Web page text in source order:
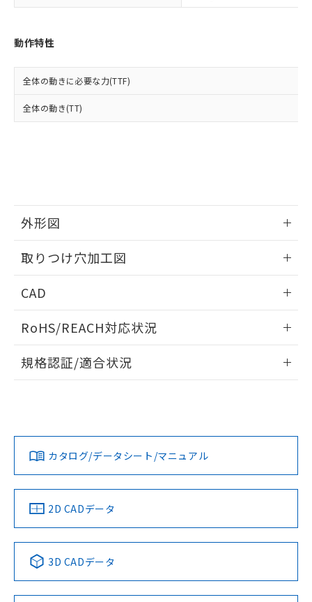
動作特性
全体の動きに必要な力(TTF)
全体の動き(TT)
外形図
取りつけ穴加工図
CAD
ドすることができます。
ログイン/会員登録
ダウンロードデータをご利用いただく前に、以下を必ずお読
みください。
ソフトウェアの使用条件
RoHS/REACH対応状況
EU RoHS 注意事項・凡例
対応済み
中国 RoHS 注意事項・凡例
Pb Hg Cd Cr(VI)
規格認証/適合状況
LR型式承認
（イギリス
船舶規格）
DNV型式承認
（ノルウェー
BV型式承認
（フランス
KR型式
（韓国
No No No No
この製品の規格認証/適合状況ページへ
その他の認証はこちらのページからご検索ください
カタログ/データシート/マニュアル
2D CADデータ
3D CADデータ
EU RoHS指令（10物質）の非含有証明書
ものではありません。
また、RoHS指令のフタル酸エステル類４
荷製品に未対応品が混在することから備考